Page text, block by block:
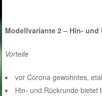
Modellvariante 2 – Hin- und
Vorteile
vor Corona gewohntes,
Hin- und Rückrunde bietet